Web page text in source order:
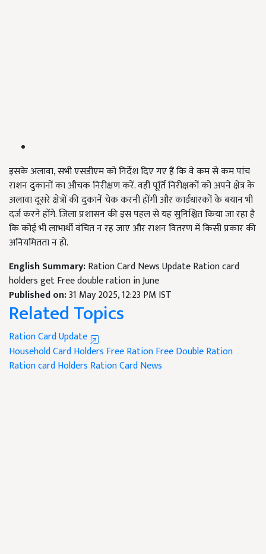
इसके अलावा, सभी एसडीएम को निर्देश दिए गए हैं कि वे कम से कम पांच
राशन दुकानों का औचक निरीक्षण करें. वहीं पूर्ति निरीक्षकों को अपने क्षेत्र के
अलावा दूसरे क्षेत्रों की दुकानें चेक करनी होंगी और कार्डधारकों के बयान भी
दर्ज करने होंगे. जिला प्रशासन की इस पहल से यह सुनिश्चित किया जा रहा है
कि कोई भी लाभार्थी वंचित न रह जाए और राशन वितरण में किसी प्रकार की
अनियमितता न हो.
English Summary:Ration Card News Update Ration card
holders get Free double ration in June
Published on:31 May 2025, 12:23 PM IST
Related Topics
Ration Card Update
Household Card Holders Free RationFree Double Ration
Ration card Holders Ration Card News